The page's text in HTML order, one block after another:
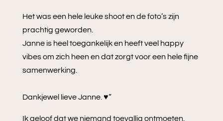
Het was een hele leuke shoot en de foto’s zijn
prachtig geworden.
Janne is heel toegankelijk en heeft veel happy
vibes om zich heen en dat zorgt voor een hele fijne
samenwerking.
Dankjewel lieve Janne. ♥️”
Ik geloof dat we niemand toevallig ontmoeten.